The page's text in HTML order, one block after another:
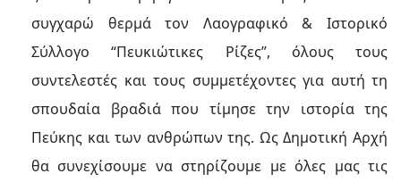
συγχαρώ θερμά τον Λαογραφικό & Ιστορικό
Σύλλογο “Πευκιώτικες Ρίζες”, όλους τους
συντελεστές και τους συμμετέχοντες για αυτή τη
σπουδαία βραδιά που τίμησε την ιστορία της
Πεύκης και των ανθρώπων της. Ως Δημοτική Αρχή
θα συνεχίσουμε να στηρίζουμε με όλες μας τις